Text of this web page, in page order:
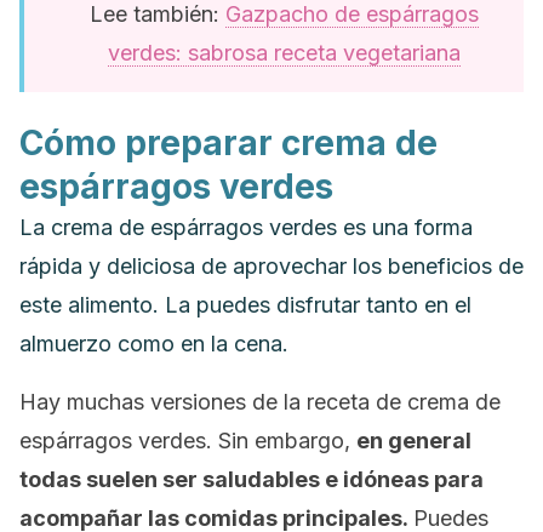
Lee también: Gazpacho de espárragos
verdes: sabrosa receta vegetariana
Cómo preparar crema de
espárragos verdes
La crema de espárragos verdes es una forma
rápida y deliciosa de aprovechar los beneficios de
este alimento. La puedes disfrutar tanto en el
almuerzo como en la cena.
Hay muchas versiones de la receta de crema de
espárragos verdes. Sin embargo, en general
todas suelen ser saludables e idóneas para
acompañar las comidas principales. Puedes